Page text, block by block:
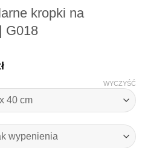
kropki na
G018
Zakres
od
35,00 zł
do
103,30 zł
WYCZYŚĆ